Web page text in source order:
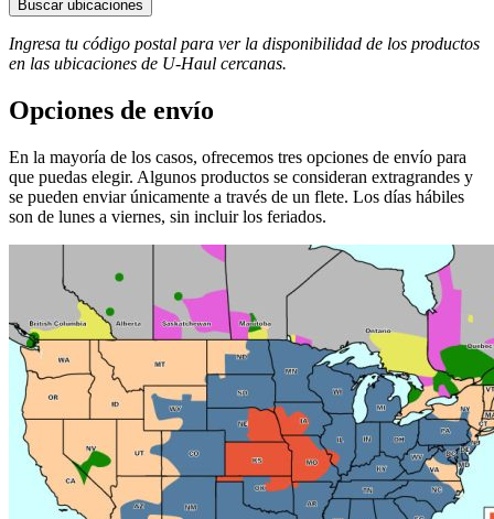
Buscar ubicaciones
Ingresa tu código postal para ver la disponibilidad de los productos
en las ubicaciones de U-Haul ​​​​​​​ cercanas.
Opciones de envío
En la mayoría de los casos, ofrecemos tres opciones de envío para
que puedas elegir. Algunos productos se consideran extragrandes y
se pueden enviar únicamente a través de un flete. Los días hábiles
son de lunes a viernes, sin incluir los feriados.